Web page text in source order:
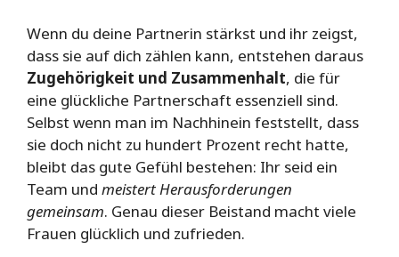
Wenn du deine Partnerin stärkst und ihr zeigst,
dass sie auf dich zählen kann, entstehen daraus
Zugehörigkeit und Zusammenhalt, die für
eine glückliche Partnerschaft essenziell sind.
Selbst wenn man im Nachhinein feststellt, dass
sie doch nicht zu hundert Prozent recht hatte,
bleibt das gute Gefühl bestehen: Ihr seid ein
Team und meistert Herausforderungen
gemeinsam. Genau dieser Beistand macht viele
Frauen glücklich und zufrieden.